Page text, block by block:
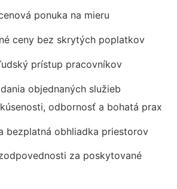
ponuka na mieru
ceny bez skrytých poplatkov
prístup pracovníkov
objednaných služieb
odbornosť a bohatá prax
bezplatná obhliadka priestorov
za poskytované